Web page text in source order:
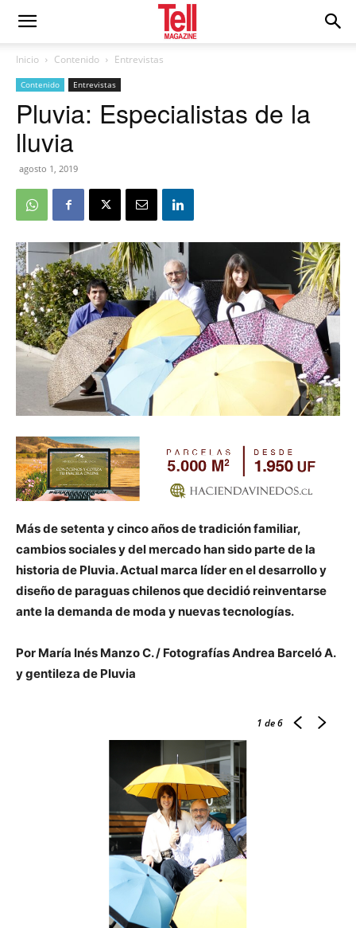
Inicio Contenido Entrevistas
Contenido Entrevistas
Pluvia: Especialistas de la
lluvia
agosto 1, 2019
Más de setenta y cinco años de tradición familiar,
cambios sociales y del mercado han sido parte de la
historia de Pluvia. Actual marca líder en el desarrollo y
diseño de paraguas chilenos que decidió reinventarse
ante la demanda de moda y nuevas tecnologías.
Por María Inés Manzo C. / Fotografías Andrea Barceló A.
y gentileza de Pluvia
1 de 6